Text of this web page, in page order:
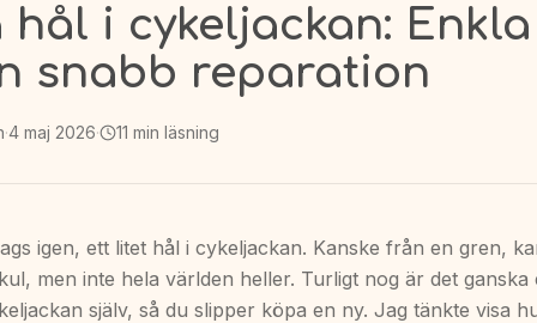
hål i cykeljackan:
snabb reparation
·4 maj 2026· 11 min läsning
igen, ett litet hål i cykeljackan. Kanske från en gren,
men inte hela världen heller. Turligt nog är det ganska
själv, så du slipper köpa en ny. Jag tänkte visa